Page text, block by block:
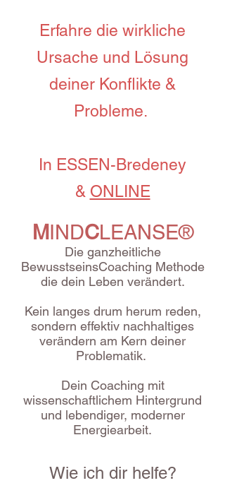
Erfahre die wirkliche
Ursache und Lösung
deiner Konflikte &
Probleme.
In ESSEN-Bredeney
& ONLINE
MINDCLEANSE®
Die ganzheitliche
BewusstseinsCoaching Methode
die dein Leben verändert.
Kein langes drum herum reden,
sondern effektiv nachhaltiges
verändern am Kern deiner
Problematik.
Dein Coaching mit
wissenschaftlichem Hintergrund
und lebendiger, moderner
Energiearbeit.
Wie ich dir helfe?